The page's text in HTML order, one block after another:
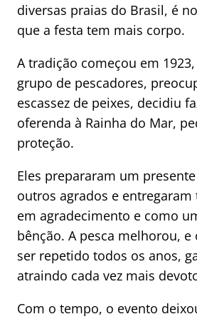
diversas praias do Brasil, é
que a festa tem mais corpo.
A tradição começou em
grupo de pescadores,
escassez de peixes, decidiu
oferenda à Rainha do Mar,
proteção.
Eles prepararam um
outros agrados e
em agradecimento e como
bênção. A pesca melhorou,
ser repetido todos os anos,
atraindo cada vez mais
Com o tempo, o evento